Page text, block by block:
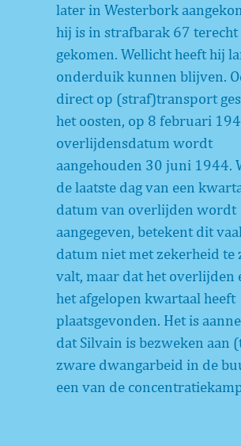
later in Westerbork
hij is in strafbarak 67 terecht
gekomen. Wellicht heeft hij
onderduik kunnen blijven.
direct op (straf)transport
het oosten, op 8 februari
overlijdensdatum wordt
aangehouden 30 juni 1944.
de laatste dag van een
datum van overlijden wordt
aangegeven, betekent dit
datum niet met zekerheid te
valt, maar dat het overlijden
het afgelopen kwartaal heeft
plaatsgevonden. Het is
dat Silvain is bezweken aan
zware dwangarbeid in de
een van de